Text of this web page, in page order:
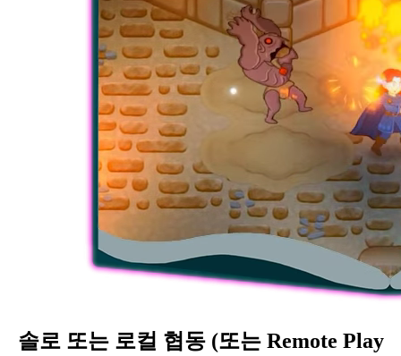
솔로 또는 로컬 협동 (또는 Remote Play